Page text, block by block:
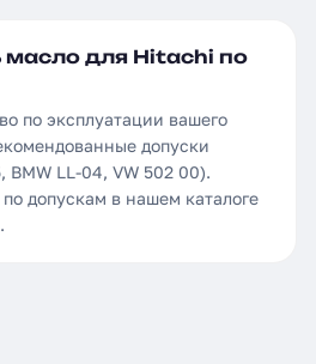
масло для Hitachi по
по эксплуатации вашего
допуски
BMW LL-04, VW 502 00).
допускам в нашем каталоге